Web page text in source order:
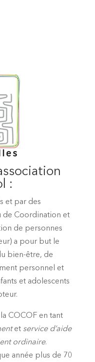
:
et par des
de Coordination et
de personnes
a pour but le
bien-être, de
personnel et
et adolescents
COCOF en tant
et service d’aide
ordinaire.
année plus de 70